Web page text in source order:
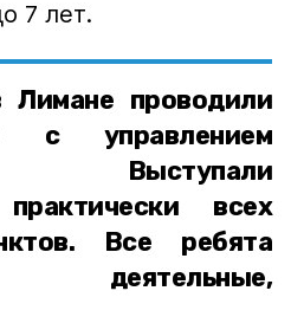
7 лет.
Лимане проводили
с управлением
Выступали
всех
Все ребята
деятельные,